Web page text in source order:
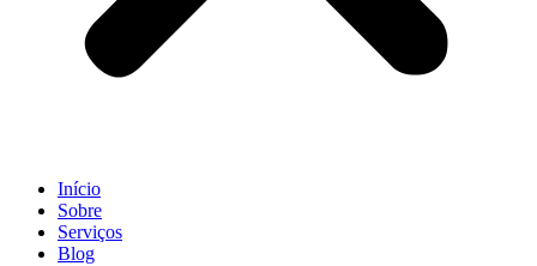
Início
Sobre
Serviços
Blog